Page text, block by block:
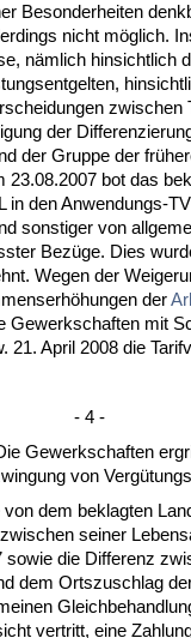
Be­son­der­hei­ten
nicht möglich.
nämlich hin­sicht­lich
zwi­schen
der
der Grup­pe der
23.08.2007 bot das
in den An­wen­dungs-
sons­ti­ger von
Bezüge. Dies
We­gen der
der
Ge­werk­schaf­ten mit
21. April 2008 die
- 4 -
Ge­werk­schaf­ten
von
dem be­klag­ten
sei­ner
so­wie die Dif­fe­renz
dem Orts­zu­schlag
ver­tritt, ei­ne